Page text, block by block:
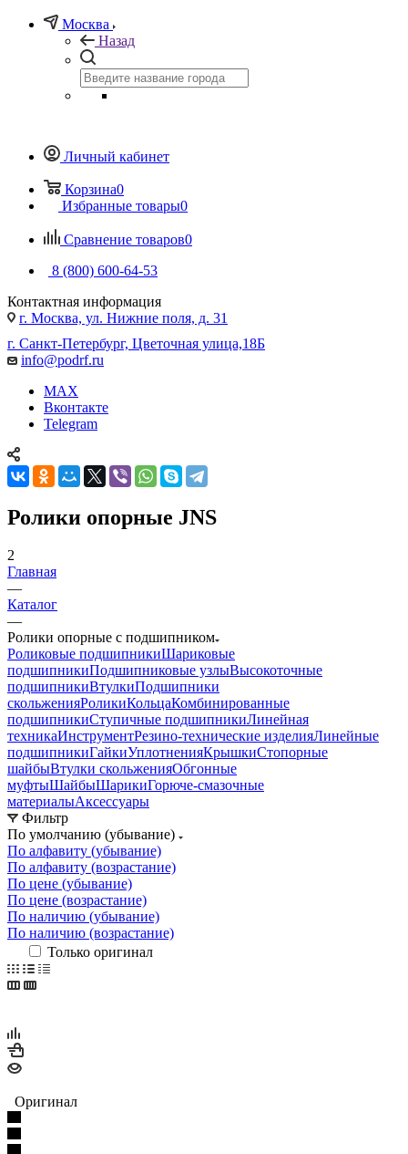
Москва
Назад
Личный кабинет
Корзина0
Избранные товары0
Сравнение товаров0
8 (800) 600-64-53
Контактная информация
г. Москва, ул. Нижние поля, д. 31
г. Санкт-Петербург, Цветочная улица,18Б
info@podrf.ru
MAX
Вконтакте
Telegram
Ролики опорные JNS
2
Главная
—
Каталог
—
Ролики опорные с подшипником
Роликовые подшипникиШариковые
подшипникиПодшипниковые узлыВысокоточные
подшипникиВтулкиПодшипники
скольженияРоликиКольцаКомбинированные
подшипникиСтупичные подшипникиЛинейная
техникаИнструментРезино-технические изделияЛинейные
подшипникиГайкиУплотненияКрышкиСтопорные
шайбыВтулки скольженияОбгонные
муфтыШайбыШарикиГорюче-смазочные
материалыАксессуары
Фильтр
По умолчанию (убывание)
По алфавиту (убывание)
По алфавиту (возрастание)
По цене (убывание)
По цене (возрастание)
По наличию (убывание)
По наличию (возрастание)
Только оригинал
Оригинал